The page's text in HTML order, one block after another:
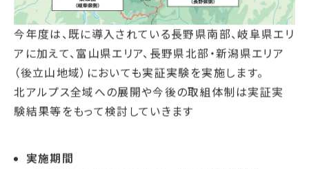
今年度は、既に導入されている長野県南部、岐阜県エリ
アに加えて、富山県エリア、長野県北部・新潟県エリア
（後立山地域）においても実証実験を実施します。
北アルプス全域への展開や今後の取組体制は実証実
験結果等をもって検討していきます
実施期間